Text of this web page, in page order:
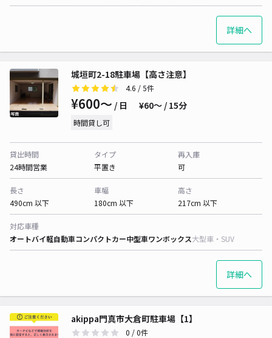
詳細へ
城垣町2-18駐車場【高さ注意】
4.6 / 5件
¥600〜 / 日 ¥60〜 / 15分
時間貸し可
貸出時間
24時間営業
タイプ
平置き
再入庫
可
長さ
490cm 以下
車幅
180cm 以下
高さ
217cm 以下
対応車種
オートバイ軽自動車コンパクトカー中型車ワンボックス大型車・SUV
詳細へ
akippa門真市大倉町駐車場【1】
0 / 0件